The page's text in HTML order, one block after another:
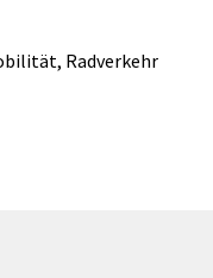
Radverkehr